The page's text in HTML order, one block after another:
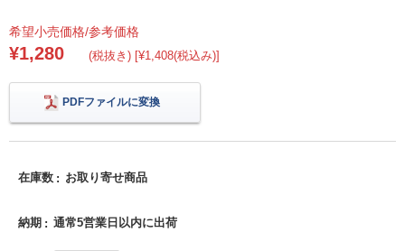
希望小売価格/参考価格
¥1,280 (税抜き) [¥1,408(税込み)]
PDFファイルに変換
在庫数 お取り寄せ商品
納期 通常5営業日以内に出荷